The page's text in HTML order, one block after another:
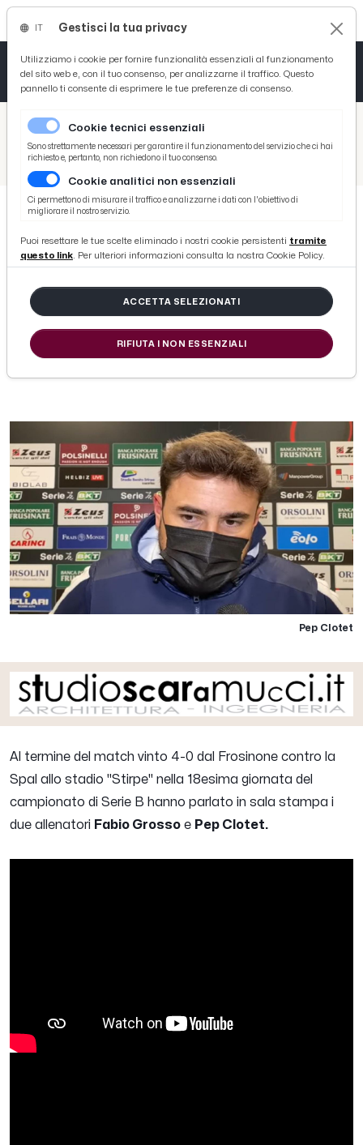
/ Picenotime
/ Serie B
Frosinone-Spal 4-0, le voci di Grosso (“Complimenti ai ragazzi”) e Clotet (“Risultato pesante”)
Frosinone-Spal 4-0, le voci di
Grosso (“Complimenti ai ragazzi”)
e Clotet (“Risultato pesante”)
di Redazione Picenotime
Pep Clotet
Al termine del match vinto 4-0 dal Frosinone contro la
Spal allo stadio "Stirpe" nella 18esima giornata del
campionato di Serie B hanno parlato in sala stampa i
due allenatori Fabio Grosso e Pep Clotet.
Gestisci la tua privacy
Utilizziamo i cookie per fornire funzionalità essenziali al funzionamento
del sito web e, con il tuo consenso, per analizzarne il traffico. Questo
pannello ti consente di esprimere le tue preferenze di consenso.
Cookie tecnici essenziali
Sono strettamente necessari per garantire il funzionamento del servizio che ci hai
richiesto e, pertanto, non richiedono il tuo consenso.
Cookie analitici non essenziali
Ci permettono di misurare il traffico e analizzarne i dati con l'obiettivo di
migliorare il nostro servizio.
Puoi resettare le tue scelte eliminado i nostri cookie persistenti tramite
questo link. Per ulteriori informazioni consulta la nostra Cookie Policy.
ACCETTA SELEZIONATI
RIFIUTA I NON ESSENZIALI
Tutto News
Tutto Sport
Basket
Ciclismo
Tutto Curiosità